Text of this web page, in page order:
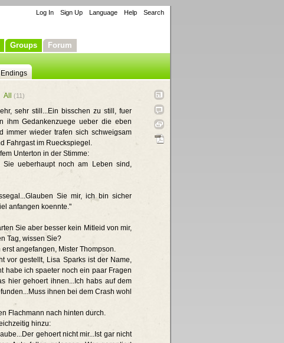
Groups Forum
Log In Sign Up Language Help Search
Endings
All (11)
sehr still...Ein bisschen zu still, fuer
ihm Gedankenzuege ueber die eben
immer wieder trafen sich schweigsam
Fahrgast im Rueckspiegel.
Unterton in der Stimme:
ueberhaupt noch am Leben sind,
Sie mir, ich bin sicher
anfangen koennte."
Sie aber besser kein Mitleid von mir,
Tag, wissen Sie?
angefangen, Mister Thompson.
vor gestellt, Lisa Sparks ist der Name,
habe ich spaeter noch ein paar Fragen
hier gehoert ihnen...Ich habs auf dem
ihnen bei dem Crash wohl
Flachmann nach hinten durch.
hinzu:
gehoert nicht mir...Ist gar nicht